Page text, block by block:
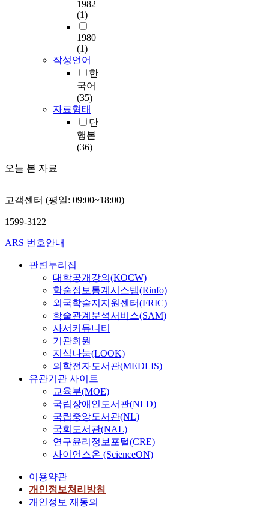
1982
(1)
1980
(1)
작성언어
한
국어
(35)
자료형태
단
행본
(36)
오늘 본 자료
고객센터 (평일: 09:00~18:00)
1599-3122
ARS 번호안내
관련누리집
대학공개강의(KOCW)
학술정보통계시스템(Rinfo)
외국학술지지원센터(FRIC)
학술관계분석서비스(SAM)
사서커뮤니티
기관회원
지식나눔(LOOK)
의학전자도서관(MEDLIS)
유관기관 사이트
교육부(MOE)
국립장애인도서관(NLD)
국립중앙도서관(NL)
국회도서관(NAL)
연구윤리정보포털(CRE)
사이언스온 (ScienceON)
이용약관
개인정보처리방침
개인정보 재동의